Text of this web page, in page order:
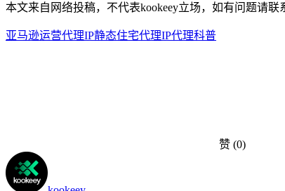
本文来自网络投稿，不代表kookeey立场，如有问题请联
亚马逊运营代理IP静态住宅代理IP代理科普
赞 (0)